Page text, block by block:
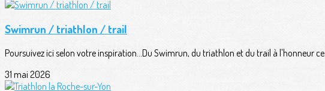
Swimrun / triathlon / trail
Poursuivez ici selon votre inspiration...Du Swimrun, du triathlon et du trail à l'honneur ce...
31 mai 2026